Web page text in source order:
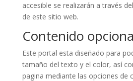
accesible se realizarán a través
de este sitio web.
Contenido
Este portal esta diseñado para
tamaño del texto y el color, así
pagina mediante las opciones de